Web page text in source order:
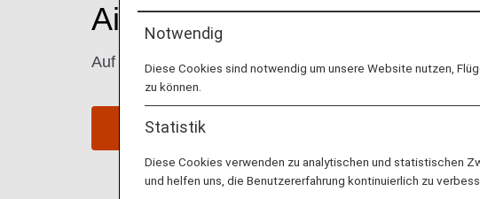
Airbus A320neo (320)
Auf dieser Seite finden Sie Informationen zum
Sitzplätze reservieren
Notwendig
Diese Cookies sind notwendig um unsere Website nutzen,
zu können.
Statistik
Diese Cookies verwenden zu analytischen und statistischen
und helfen uns, die Benutzererfahrung kontinuierlich zu